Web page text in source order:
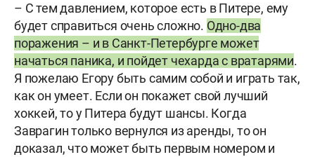
– С тем давлением, которое есть в Питере, ему
будет справиться очень сложно. Одно-два
поражения – и в Санкт-Петербурге может
начаться паника, и пойдет чехарда с вратарями.
Я пожелаю Егору быть самим собой и играть так,
как он умеет. Если он покажет свой лучший
хоккей, то у Питера будут шансы. Когда
Заврагин только вернулся из аренды, то он
доказал, что может быть первым номером и